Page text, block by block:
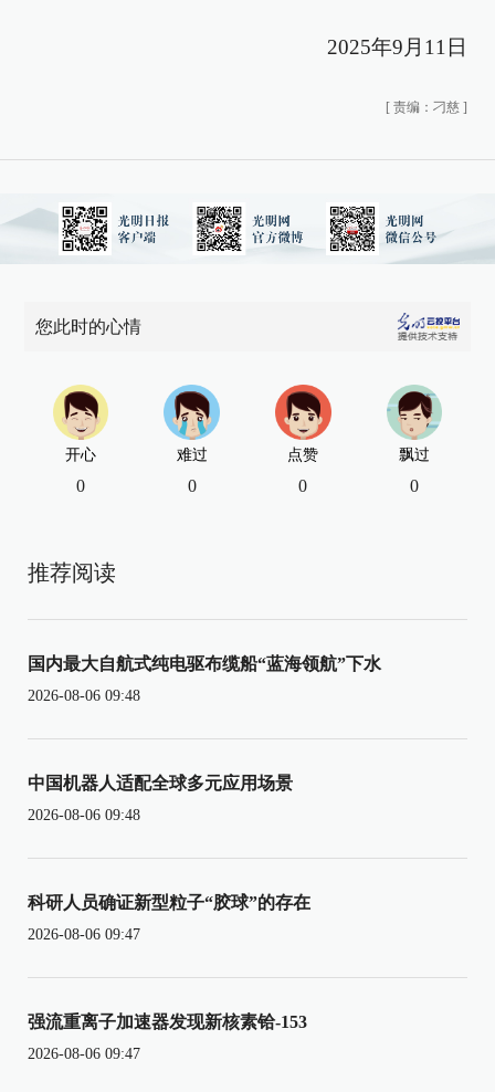
2025年9月11日
[ 责编：刁慈 ]
您此时的心情
开心
0
难过
0
点赞
0
飘过
0
推荐阅读
国内最大自航式纯电驱布缆船“蓝海领航”下水
2026-08-06 09:48
中国机器人适配全球多元应用场景
2026-08-06 09:48
科研人员确证新型粒子“胶球”的存在
2026-08-06 09:47
强流重离子加速器发现新核素铪-153
2026-08-06 09:47